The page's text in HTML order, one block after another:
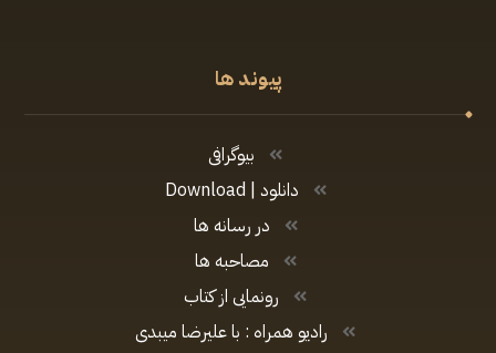
پیوند ها
بیوگرافی
دانلود | Download
در رسانه ها
مصاحبه ها
رونمایی از کتاب
رادیو همراه : با علیرضا میبدی